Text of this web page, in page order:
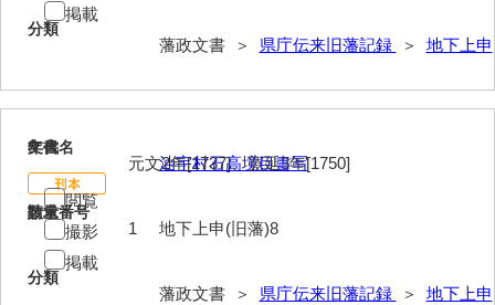
分類
藩政文書 ＞ 県庁伝来旧藩記録 ＞ 地下上申
掲載
8
文書名
油宇村石高境目書写
請求番号
地下上申(旧藩)8
分類
藩政文書 ＞ 県庁伝来旧藩記録 ＞ 地下上申
年代
元文2年[1737]、寛延3年[1750]
数量
1
閲覧
撮影
掲載